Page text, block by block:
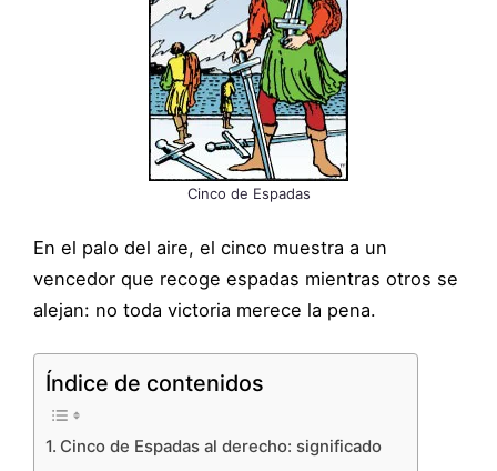
Cinco de Espadas
En el palo del aire, el cinco muestra a un
vencedor que recoge espadas mientras otros se
alejan: no toda victoria merece la pena.
Índice de contenidos
Cinco de Espadas al derecho: significado